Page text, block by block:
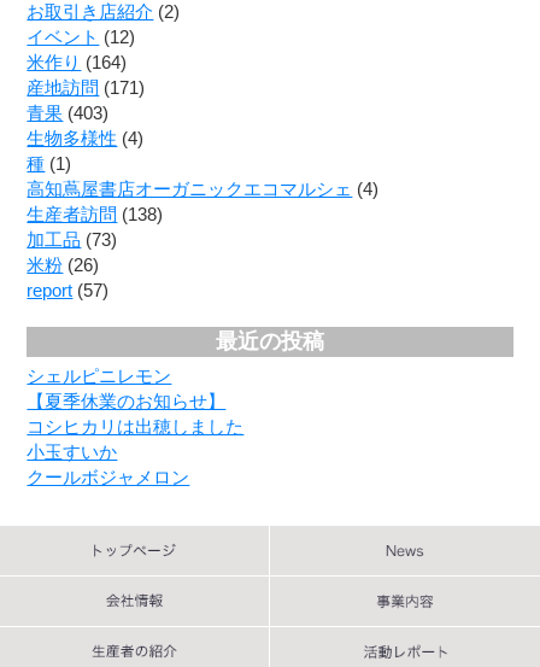
お取引き店紹介 (2)
イベント (12)
米作り (164)
産地訪問 (171)
青果 (403)
生物多様性 (4)
種 (1)
高知蔦屋書店オーガニックエコマルシェ (4)
生産者訪問 (138)
加工品 (73)
米粉 (26)
report (57)
最近の投稿
シェルピニレモン
【夏季休業のお知らせ】
コシヒカリは出穂しました
小玉すいか
クールボジャメロン